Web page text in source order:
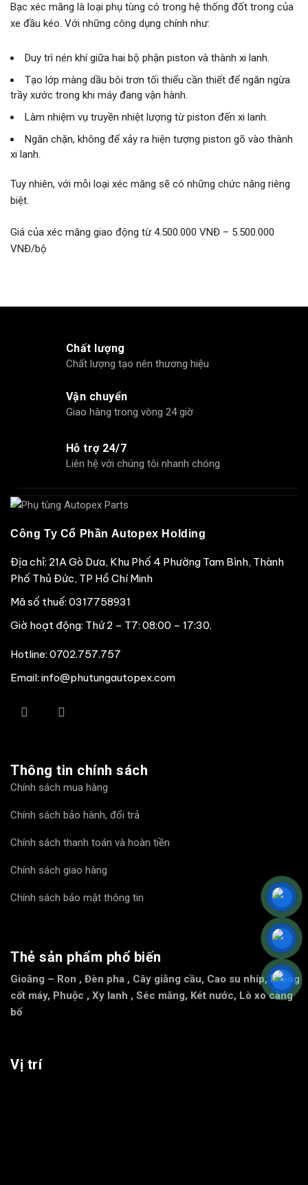
Bạc xéc măng là loại phụ tùng có trong hệ thống đốt trong của
xe đầu kéo. Với những công dụng chính như:
Duy trì nén khí giữa hai bộ phận piston và thành xi lanh.
Tạo lớp màng dầu bôi trơn tối thiểu cần thiết để ngăn ngừa
trầy xước trong khi máy đang vận hành.
Làm nhiệm vụ truyền nhiệt lượng từ piston đến xi lanh.
Ngăn chặn, không để xảy ra hiện tượng piston gõ vào thành
xi lanh.
Tuy nhiên, với mỗi loại xéc măng sẽ có những chức năng riêng
biệt.
Giá của xéc măng giao động từ 4.500.000 VNĐ – 5.500.000
VNĐ/bộ
Chất lượng
Chất lượng tạo nên thương hiệu
Vận chuyển
Giao hàng trong vòng 24 giờ
Hỗ trợ 24/7
Liên hệ với chúng tôi nhanh chóng
Công Ty Cổ Phần Autopex Holding
Địa chỉ: 21A Gò Dưa, Khu Phố 4 Phường Tam Bình, Thành
Phố Thủ Đức, TP Hồ Chí Minh
Mã số thuế: 0317758931
Giờ hoạt động: Thứ 2 – T7: 08:00 – 17:30.
Hotline: 0702.757.757
Email: info@phutungautopex.com
Thông tin chính sách
Chính sách mua hàng
Chính sách bảo hành, đổi trả
Chính sách thanh toán và hoàn tiền
Chính sách giao hàng
Chính sách bảo mật thông tin
Thẻ sản phẩm phổ biến
Gioăng – Ron , Đèn pha , Cây giằng cầu, Cao su nhíp, Miễng
cốt máy, Phuộc , Xy lanh , Séc măng, Két nước, Lò xo càng
bố
Vị trí